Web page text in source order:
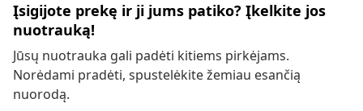
Įsigijote prekę ir ji jums patiko? Įkelkite jos
nuotrauką!
Jūsų nuotrauka gali padėti kitiems pirkėjams.
Norėdami pradėti, spustelėkite žemiau esančią
nuorodą.